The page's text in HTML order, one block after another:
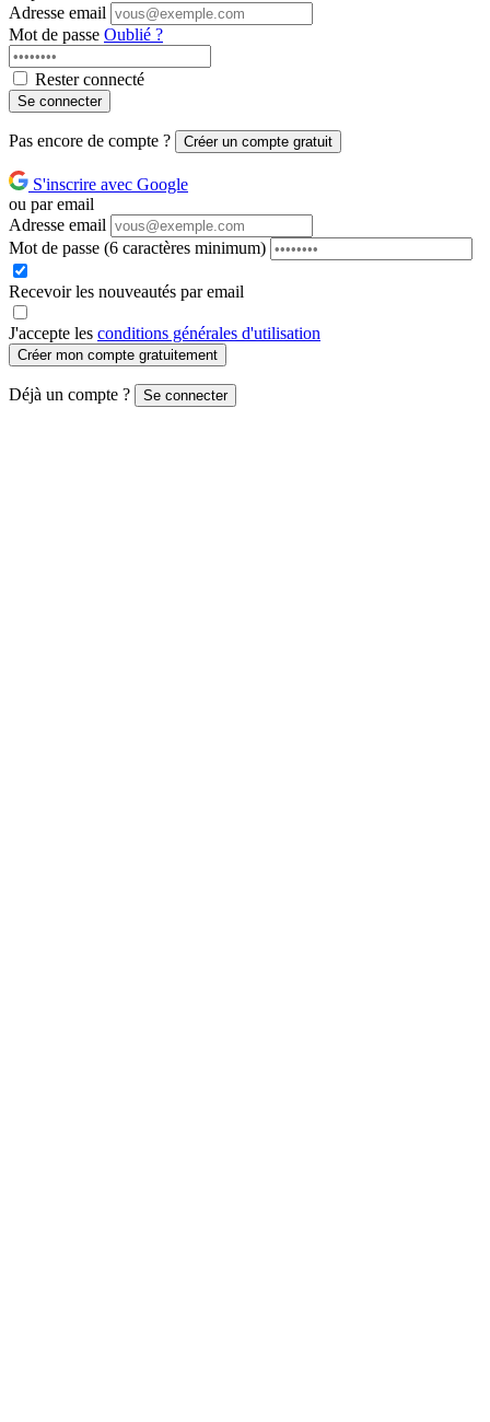
Adresse email
Mot de passe Oublié ?
Rester connecté
Se connecter
Pas encore de compte ? Créer un compte gratuit
S'inscrire avec Google
ou par email
Adresse email
Mot de passe (6 caractères minimum)
Recevoir les nouveautés par email
J'accepte les conditions générales d'utilisation
Créer mon compte gratuitement
Déjà un compte ? Se connecter